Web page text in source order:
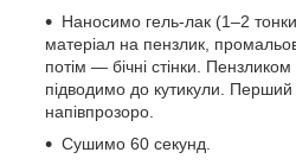
Наносимо гель-лак (1–2
матеріал на пензлик,
потім — бічні стінки. Пензликом
підводимо до кутикули.
напівпрозоро.
Сушимо 60 секунд.